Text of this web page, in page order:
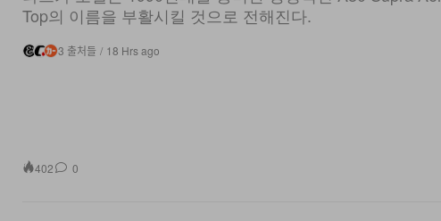
3 출처들 / 18 Hrs ago